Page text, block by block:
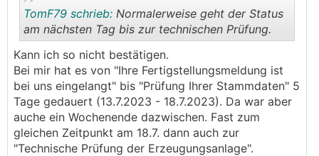
..
TomF79 schrieb: Normalerweise geht der Status
am nächsten Tag bis zur technischen Prüfung.
Kann ich so nicht bestätigen.
Bei mir hat es von "Ihre Fertigstellungsmeldung ist
bei uns eingelangt" bis "Prüfung Ihrer Stammdaten" 5
Tage gedauert (13.7.2023 - 18.7.2023). Da war aber
auche ein Wochenende dazwischen. Fast zum
gleichen Zeitpunkt am 18.7. dann auch zur
"Technische Prüfung der Erzeugungsanlage".